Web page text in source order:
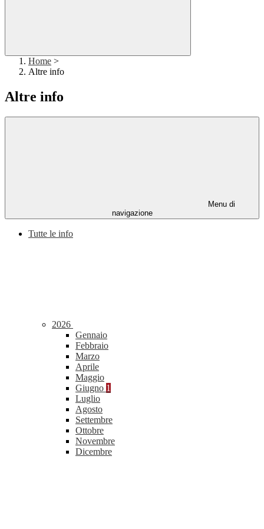
Home >
Altre info
Altre info
Menu di
navigazione
Tutte le info
2026
Gennaio
Febbraio
Marzo
Aprile
Maggio
Giugno 1
Luglio
Agosto
Settembre
Ottobre
Novembre
Dicembre